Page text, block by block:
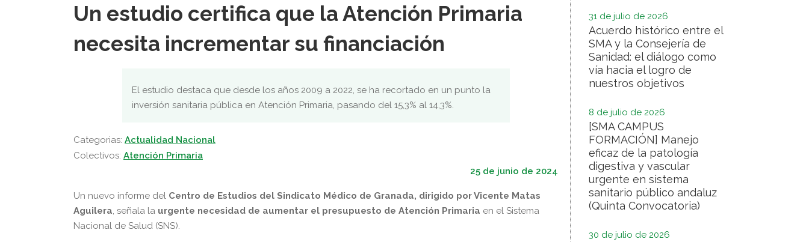
Un estudio certifica que la Atención Primaria
necesita incrementar su financiación
El estudio destaca que desde los años 2009 a 2022, se ha recortado en un punto la
inversión sanitaria pública en Atención Primaria, pasando del 15,3% al 14,3%.
Categorias: Actualidad Nacional
Colectivos: Atención Primaria
25 de junio de 2024
Un nuevo informe del Centro de Estudios del Sindicato Médico de Granada, dirigido por Vicente Matas
Aguilera, señala la urgente necesidad de aumentar el presupuesto de Atención Primaria en el Sistema
Nacional de Salud (SNS).
31 de julio de 2026
Acuerdo histórico entre el
SMA y la Consejería de
Sanidad: el diálogo como
vía hacia el logro de
nuestros objetivos
8 de julio de 2026
[SMA CAMPUS
FORMACIÓN] Manejo
eficaz de la patología
digestiva y vascular
urgente en sistema
sanitario público andaluz
(Quinta Convocatoria)
30 de julio de 2026